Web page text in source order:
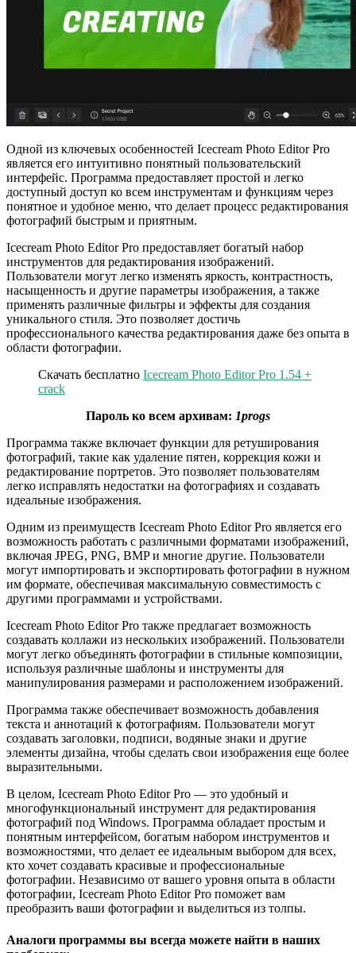
Одной из ключевых особенностей Icecream Photo Editor Pro
является его интуитивно понятный пользовательский
интерфейс. Программа предоставляет простой и легко
доступный доступ ко всем инструментам и функциям через
понятное и удобное меню, что делает процесс редактирования
фотографий быстрым и приятным.
Icecream Photo Editor Pro предоставляет богатый набор
инструментов для редактирования изображений.
Пользователи могут легко изменять яркость, контрастность,
насыщенность и другие параметры изображения, а также
применять различные фильтры и эффекты для создания
уникального стиля. Это позволяет достичь
профессионального качества редактирования даже без опыта в
области фотографии.
Скачать бесплатно Icecream Photo Editor Pro 1.54 +
crack
Пароль ко всем архивам: 1progs
Программа также включает функции для ретуширования
фотографий, такие как удаление пятен, коррекция кожи и
редактирование портретов. Это позволяет пользователям
легко исправлять недостатки на фотографиях и создавать
идеальные изображения.
Одним из преимуществ Icecream Photo Editor Pro является его
возможность работать с различными форматами изображений,
включая JPEG, PNG, BMP и многие другие. Пользователи
могут импортировать и экспортировать фотографии в нужном
им формате, обеспечивая максимальную совместимость с
другими программами и устройствами.
Icecream Photo Editor Pro также предлагает возможность
создавать коллажи из нескольких изображений. Пользователи
могут легко объединять фотографии в стильные композиции,
используя различные шаблоны и инструменты для
манипулирования размерами и расположением изображений.
Программа также обеспечивает возможность добавления
текста и аннотаций к фотографиям. Пользователи могут
создавать заголовки, подписи, водяные знаки и другие
элементы дизайна, чтобы сделать свои изображения еще более
выразительными.
В целом, Icecream Photo Editor Pro — это удобный и
многофункциональный инструмент для редактирования
фотографий под Windows. Программа обладает простым и
понятным интерфейсом, богатым набором инструментов и
возможностями, что делает ее идеальным выбором для всех,
кто хочет создавать красивые и профессиональные
фотографии. Независимо от вашего уровня опыта в области
фотографии, Icecream Photo Editor Pro поможет вам
преобразить ваши фотографии и выделиться из толпы.
Аналоги программы вы всегда можете найти в наших